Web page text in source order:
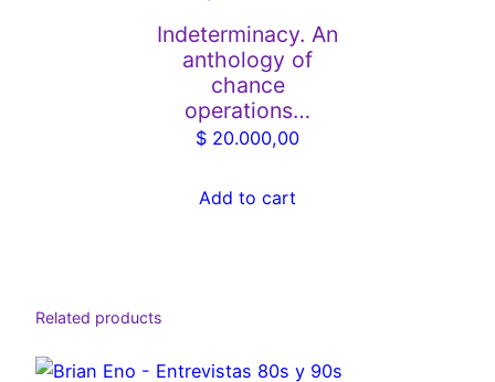
t
y
Indeterminacy. An
anthology of
chance
operations…
$ 20.000,00
Add to cart
Related products